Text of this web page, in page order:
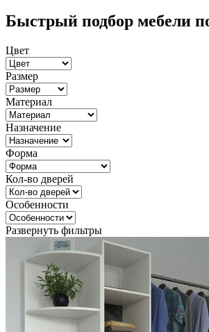
Быстрый подбор мебели
Цвет
Размер
Материал
Назначение
Форма
Кол-во дверей
Особенности
Развернуть фильтры